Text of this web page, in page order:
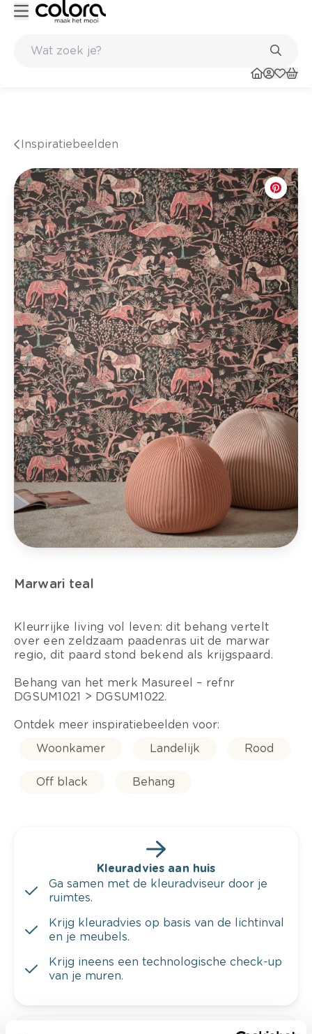
Inspiratiebeelden
Marwari teal
Kleurrijke living vol leven: dit behang vertelt
over een zeldzaam paadenras uit de marwar
regio, dit paard stond bekend als krijgspaard.
Behang van het merk Masureel – refnr
DGSUM1021 > DGSUM1022.
Ontdek meer inspiratiebeelden voor:
Woonkamer
Landelijk Rood
Off black Behang
Kleuradvies aan huis
Ga samen met de kleuradviseur door je
ruimtes.
Krijg kleuradvies op basis van de lichtinval
en je meubels.
Krijg ineens een technologische check-up
van je muren.